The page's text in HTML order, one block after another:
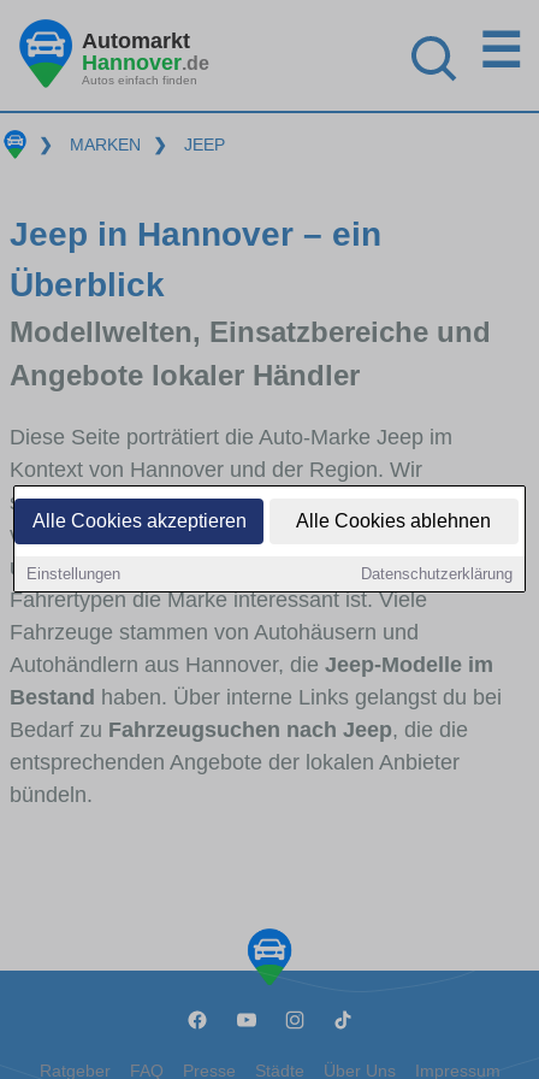
Alle Cookies akzeptieren Alle Cookies ablehnen
Einstellungen Datenschutzerklärung
Automarkt
Hannover.de
Autos einfach finden
☰
❯ MARKEN ❯ JEEP
Jeep in Hannover – ein
Überblick
Modellwelten, Einsatzbereiche und
Angebote lokaler Händler
Diese Seite porträtiert die Auto-Marke Jeep im
Kontext von Hannover und der Region. Wir
skizzieren, in welchen Fahrzeugklassen Jeep stark
vertreten ist, welche Modellreihen häufig im Stadt-
und Umlandverkehr zu sehen sind und für welche
Fahrertypen die Marke interessant ist. Viele
Fahrzeuge stammen von Autohäusern und
Autohändlern aus Hannover, die Jeep-Modelle im
Bestand haben. Über interne Links gelangst du bei
Bedarf zu Fahrzeugsuchen nach Jeep, die die
entsprechenden Angebote der lokalen Anbieter
bündeln.
Ratgeber FAQ Presse Städte Über Uns Impressum